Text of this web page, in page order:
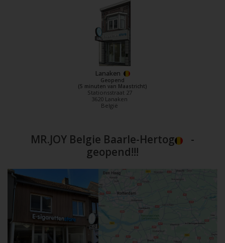
Lanaken
Geopend
(5 minuten van Maastricht)
Stationsstraat 27
3620 Lanaken
België
MR.JOY Belgie Baarle-Hertog
-
geopend!!!